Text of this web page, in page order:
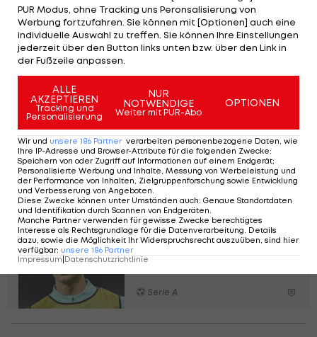
Traineramt beim 19-fachen italienischen Meister.
Seine Bilanz dort lautet zwölf Siege, sechs
Unentschieden und sechs Niederlagen.
Official Statement: Sérgio
Conceição
— AC Milan (@acmilan)December 30,
2024
Bittere Gewissheit: ÖFB-
Verteidiger erleidet
Kreuzbandriss
Serie A
PUR Modus, ohne Tracking uns Peronsalisierung von
Werbung fortzufahren. Sie können mit [Optionen] auch eine
individuelle Auswahl zu treffen. Sie können Ihre Einstellungen
jederzeit über den Button links unten bzw. über den Link in
der Fußzeile anpassen.
ALLE
AKZEPTIEREN
Tracking und
Personalisierung
NUR
NOTWENDIGE
Weiter mit PUR-Abo
OPTIONEN
Wir und unsere 186 Partner verarbeiten personenbezogene Daten, wie
Ihre IP-Adresse und Browser-Attribute für die folgenden Zwecke:
Speichern von oder Zugriff auf Informationen auf einem Endgerät;
Personalisierte Werbung und Inhalte, Messung von Werbeleistung und
der Performance von Inhalten, Zielgruppenforschung sowie Entwicklung
und Verbesserung von Angeboten.
Diese Zwecke können unter Umständen auch: Genaue Standortdaten
und Identifikation durch Scannen von Endgeräten.
Manche Partner verwenden für gewisse Zwecke berechtigtes
Interesse als Rechtsgrundlage für die Datenverarbeitung. Details
dazu, sowie die Möglichkeit Ihr Widerspruchsrecht auszuüben, sind hier
verfügbar: unsere 186 Partner
Impressum Datenschutzrichtlinie